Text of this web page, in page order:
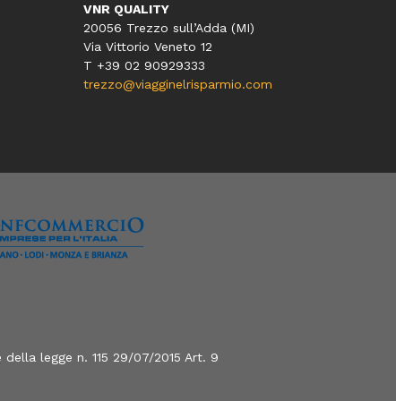
VNR QUALITY
20056 Trezzo sull’Adda (MI)
Via Vittorio Veneto 12
T +39 02 90929333
trezzo@viagginelrisparmio.com
legge n. 115 29/07/2015 Art. 9